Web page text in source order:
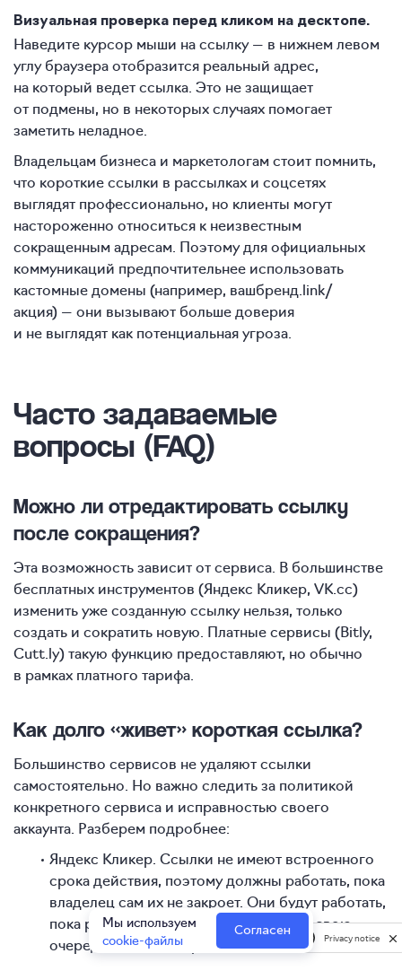
Визуальная проверка перед кликом на десктопе.
Наведите курсор мыши на ссылку — в нижнем левом
углу браузера отобразится реальный адрес,
на который ведет ссылка. Это не защищает
от подмены, но в некоторых случаях помогает
заметить неладное.
Владельцам бизнеса и маркетологам стоит помнить,
что короткие ссылки в рассылках и соцсетях
выглядят профессионально, но клиенты могут
настороженно относиться к неизвестным
сокращенным адресам. Поэтому для официальных
коммуникаций предпочтительнее использовать
кастомные домены (например, вашбренд.link/
акция) — они вызывают больше доверия
и не выглядят как потенциальная угроза.
Часто задаваемые
вопросы (FAQ)
Можно ли отредактировать ссылку
после сокращения?
Эта возможность зависит от сервиса. В большинстве
бесплатных инструментов (Яндекс Кликер, VK.cc)
изменить уже созданную ссылку нельзя, только
создать и сократить новую. Платные сервисы (Bitly,
Cutt.ly) такую функцию предоставляют, но обычно
в рамках платного тарифа.
Как долго «живет» короткая ссылка?
Большинство сервисов не удаляют ссылки
самостоятельно. Но важно следить за политикой
конкретного сервиса и исправностью своего
аккаунта. Разберем подробнее:
Яндекс Кликер. Ссылки не имеют встроенного
срока действия, поэтому должны работать, пока
владелец сам их не закроет. Они будут работать,
пока работает сам сервис, который, в свою
очередь, зависит от работы Яндекса.
Мы используем
cookie-файлы
Согласен Privacy notice